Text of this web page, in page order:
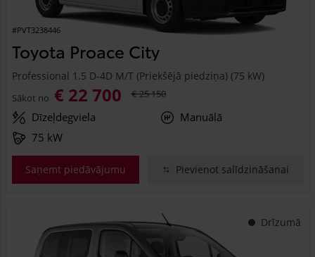
#PVT3238446
Toyota Proace City
Professional 1.5 D-4D M/T (Priekšējā piedziņa) (75 kW)
Sākot no € 22 700 € 25 150
Dīzeļdegviela
Manuālā
75 kW
Saņemt piedāvājumu Pievienot salīdzināšanai
Drīzumā